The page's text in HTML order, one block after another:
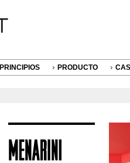
PRINCIPIOS PRODUCTO